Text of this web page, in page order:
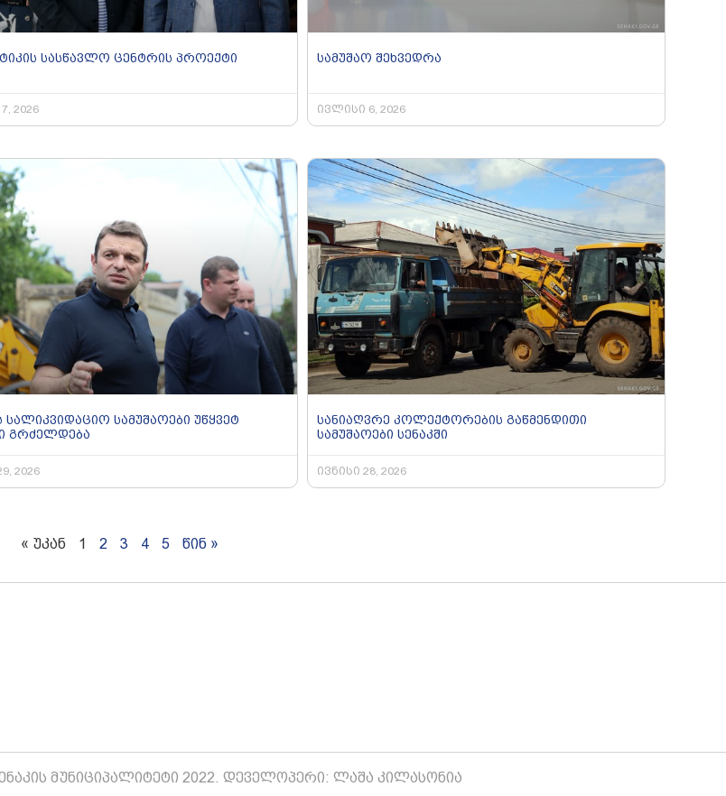
სასწავლო ცენტრის პროექტი
2026
სამუშაო შეხვედრა
ივლისი 6, 2026
სალიკვიდაციო სამუშაოები უწყვეტ
გრძელდება
2026
სანიაღვრე კოლექტორების გაწმენდითი
სამუშაოები სენაკში
ივნისი 28, 2026
« უკან 1 2 3 4 5 წინ »
მუნიციპალიტეტი 2022. დეველოპერი: ლაშა კილასონია